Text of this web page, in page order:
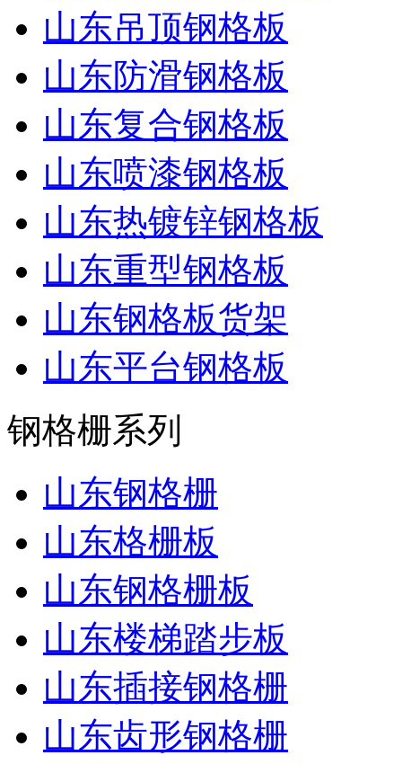
山东吊顶钢格板
山东防滑钢格板
山东复合钢格板
山东喷漆钢格板
山东热镀锌钢格板
山东重型钢格板
山东钢格板货架
山东平台钢格板
钢格栅系列
山东钢格栅
山东格栅板
山东钢格栅板
山东楼梯踏步板
山东插接钢格栅
山东齿形钢格栅